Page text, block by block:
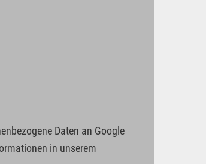
Daten an Google
in unserem